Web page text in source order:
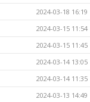
2024-03-18 16:19
2024-03-15 11:54
2024-03-15 11:45
2024-03-14 13:05
2024-03-14 11:35
2024-03-13 14:49